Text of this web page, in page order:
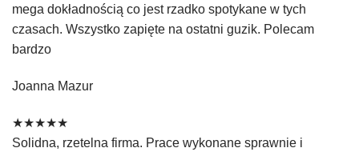
mega dokładnością co jest rzadko spotykane w tych
czasach. Wszystko zapięte na ostatni guzik. Polecam
bardzo
Joanna Mazur
★★★★★
Solidna, rzetelna firma. Prace wykonane sprawnie i